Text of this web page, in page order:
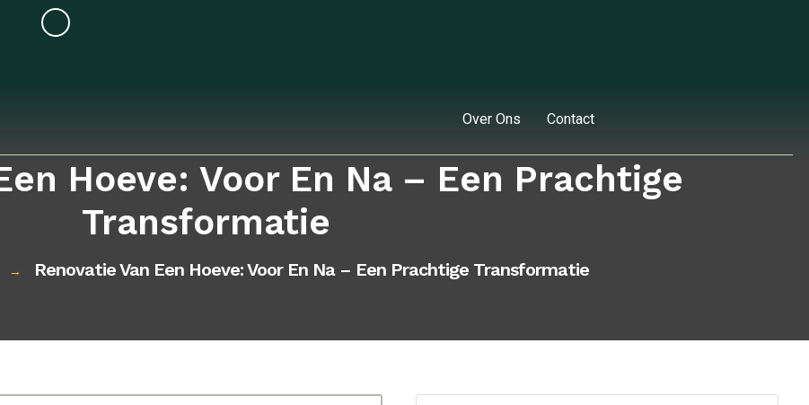
Over Ons Contact
Hoeve: Voor En Na – Een Prachtige
Transformatie
→ Renovatie Van Een Hoeve: Voor En Na – Een Prachtige Transformatie